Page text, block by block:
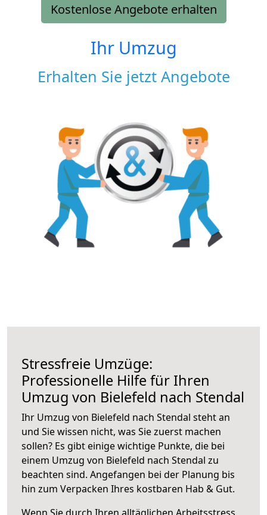
Kostenlose Angebote erhalten
Ihr Umzug
Erhalten Sie jetzt Angebote
Stressfreie Umzüge:
Professionelle Hilfe für Ihren
Umzug von Bielefeld nach Stendal
Ihr Umzug von Bielefeld nach Stendal steht an
und Sie wissen nicht, was Sie zuerst machen
sollen? Es gibt einige wichtige Punkte, die bei
einem Umzug von Bielefeld nach Stendal zu
beachten sind. Angefangen bei der Planung bis
hin zum Verpacken Ihres kostbaren Hab & Gut.